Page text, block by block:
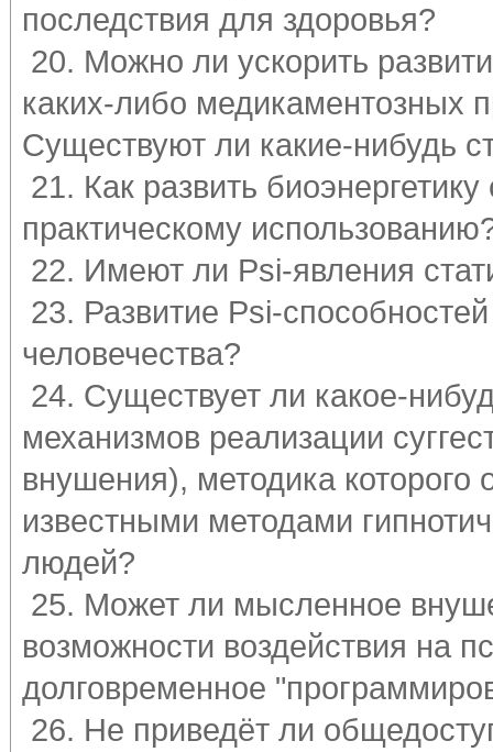
последствия для здоровья?
20. Можно ли ускорить
каких-либо медикаментозных
Существуют ли какие-нибудь
21. Как развить
практическому
22. Имеют ли Psi-явления
23. Развитие Psi-
человечества?
24. Существует ли какое-
механизмов реализации
внушения), методика
известными методами
людей?
25. Может ли мысленное
возможности воздействия на
долговременное
26. Не приведёт ли